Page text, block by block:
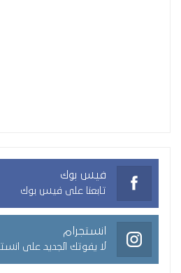
فيس بوك
تابعنا على فيس بوك
انستجرام
لا يفوتك الجديد على انستا